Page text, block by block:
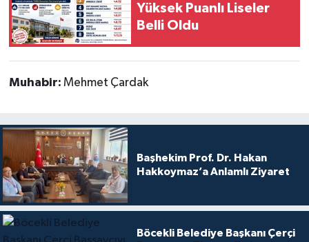
Yüksek Puanlı Liseler
Belli Oldu
Muhabir: Mehmet Çardak
Başhekim Prof. Dr. Hakan
Hakkoymaz’a Anlamlı Ziyaret
Böcekli Belediye Başkanı Çerçi